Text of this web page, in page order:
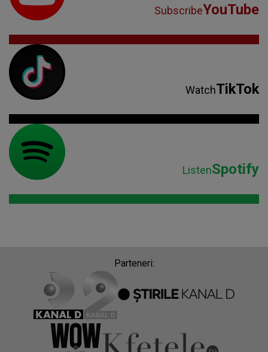
SubscribeYouTube
WatchTikTok
ListenSpotify
Parteneri: